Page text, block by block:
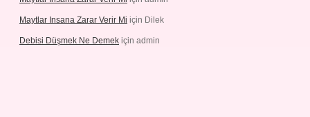
Maytlar Insana Zarar Verir Mi için Dilek
Debisi Düşmek Ne Demek için admin